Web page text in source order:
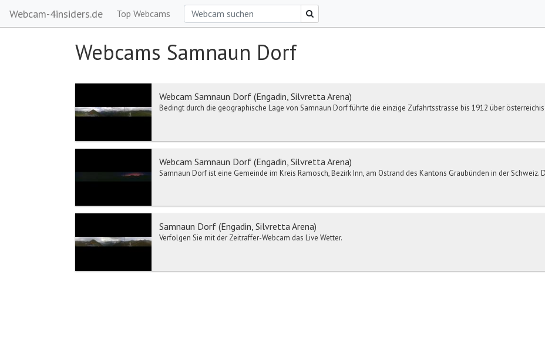
Webcam-4insiders.de Top Webcams
Webcams Samnaun Dorf
Webcam Samnaun Dorf (Engadin, Silvretta Arena)
Bedingt durch die geographische Lage von Samnaun Dorf führte die einzige Zufahrtsstrasse bis 1912 über
Webcam Samnaun Dorf (Engadin, Silvretta Arena)
Samnaun Dorf ist eine Gemeinde im Kreis Ramosch, Bezirk Inn, am Ostrand des Kantons Graubünden in der
Samnaun Dorf (Engadin, Silvretta Arena)
Verfolgen Sie mit der Zeitraffer-Webcam das Live Wetter.